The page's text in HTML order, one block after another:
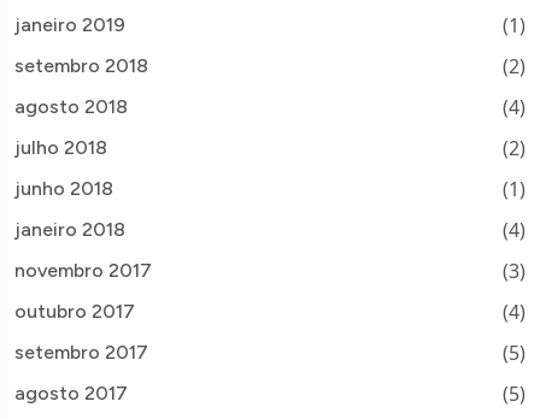
janeiro 2019 (1)
setembro 2018 (2)
agosto 2018 (4)
julho 2018 (2)
junho 2018 (1)
janeiro 2018 (4)
novembro 2017 (3)
outubro 2017 (4)
setembro 2017 (5)
agosto 2017 (5)